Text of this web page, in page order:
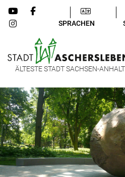
SPRACHEN
ÄLTESTE STADT SACHSEN-